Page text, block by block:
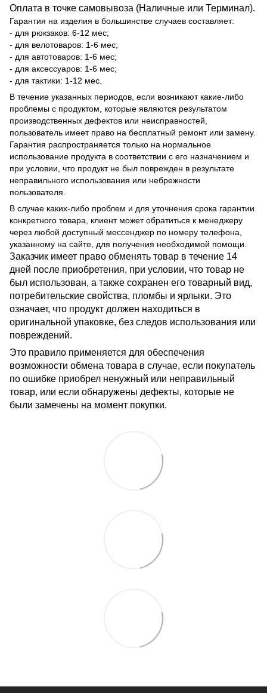
Оплата в точке самовывоза (Наличные или Терминал).
Гарантия на изделия в большинстве случаев составляет:
- для рюкзаков: 6-12 мес;
- для велотоваров: 1-6 мес;
- для автотоваров: 1-6 мес;
- для аксессуаров: 1-6 мес;
- для тактики: 1-12 мес.
В течение указанных периодов, если возникают какие-либо
проблемы с продуктом, которые являются результатом
производственных дефектов или неисправностей,
пользователь имеет право на бесплатный ремонт или замену.
Гарантия распространяется только на нормальное
использование продукта в соответствии с его назначением и
при условии, что продукт не был поврежден в результате
неправильного использования или небрежности
пользователя.
В случае каких-либо проблем и для уточнения срока гарантии
конкретного товара, клиент может обратиться к менеджеру
через любой доступный мессенджер по номеру телефона,
указанному на сайте, для получения необходимой помощи.
Заказчик имеет право обменять товар в течение 14
дней после приобретения, при условии, что товар не
был использован, а также сохранен его товарный вид,
потребительские свойства, пломбы и ярлыки. Это
означает, что продукт должен находиться в
оригинальной упаковке, без следов использования или
повреждений.
Это правило применяется для обеспечения
возможности обмена товара в случае, если покупатель
по ошибке приобрел ненужный или неправильный
товар, или если обнаружены дефекты, которые не
были замечены на момент покупки.